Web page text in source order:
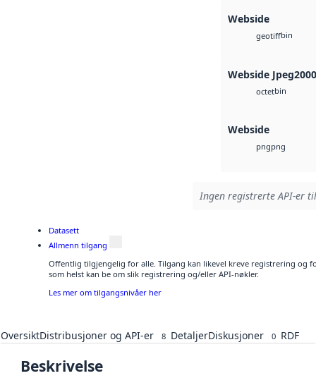
Webside
geotiffbin
Webside Jpeg2000
octetbin
Webside
pngpng
Ingen registrerte API-er
Datasett
Allmenn tilgang
Offentlig tilgjengelig for alle. Tilgang kan likevel kreve registrering og
som helst kan be om slik registrering og/eller API-nøkler.
Les mer om tilgangsnivåer her
OversiktDistribusjoner og API-er 8 DetaljerDiskusjoner 0 RDF
Beskrivelse